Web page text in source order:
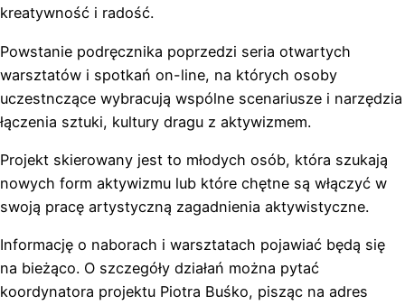
kreatywność i radość.
Powstanie podręcznika poprzedzi seria otwartych
warsztatów i spotkań on-line, na których osoby
uczestnczące wybracują wspólne scenariusze i narzędzia
łączenia sztuki, kultury dragu z aktywizmem.
Projekt skierowany jest to młodych osób, która szukają
nowych form aktywizmu lub które chętne są włączyć w
swoją pracę artystyczną zagadnienia aktywistyczne.
Informację o naborach i warsztatach pojawiać będą się
na bieżąco. O szczegóły działań można pytać
koordynatora projektu Piotra Buśko, pisząc na adres